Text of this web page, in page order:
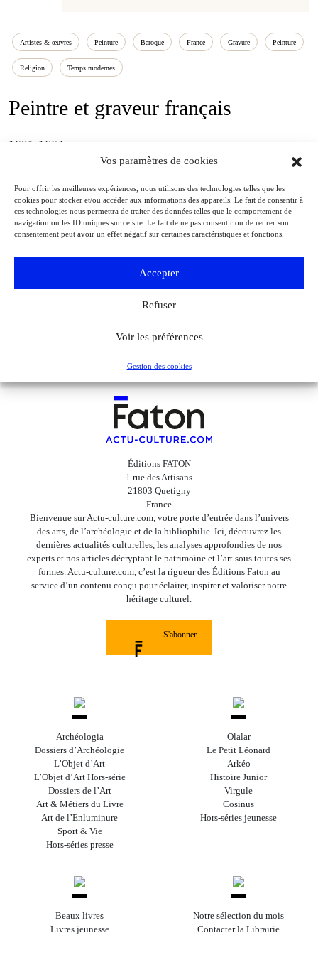
Vos paramètres de cookies
Pour offrir les meilleures expériences, nous utilisons des technologies telles que les
cookies pour stocker et/ou accéder aux informations des appareils. Le fait de consentir à
ces technologies nous permettra de traiter des données telles que le comportement de
navigation ou les ID uniques sur ce site. Le fait de ne pas consentir ou de retirer son
consentement peut avoir un effet négatif sur certaines caractéristiques et fonctions.
Accepter
Refuser
Voir les préférences
Gestion des cookies
Artistes & œuvres Peinture Baroque France Gravure Peinture
Religion Temps modernes
Peintre et graveur français
1601-1664
Professeur à l’Académie royale de peinture et de sculpture
– 1656Recteur de l’Académie royale de peinture et de sculpture
Éditions FATON
1 rue des Artisans
21803 Quetigny
France
Bienvenue sur Actu-culture.com, votre porte d’entrée dans l’univers
des arts, de l’archéologie et de la bibliophilie. Ici, découvrez les
dernières actualités culturelles, les analyses approfondies de nos
experts et nos articles décryptant le patrimoine et l’art sous toutes ses
formes. Actu-culture.com, c’est la rigueur des Éditions Faton au
service d’un contenu conçu pour éclairer, inspirer et valoriser notre
héritage culturel.
S'abonner
Archéologia
Dossiers d’Archéologie
L’Objet d’Art
L’Objet d’Art Hors-série
Dossiers de l’Art
Art & Métiers du Livre
Art de l’Enluminure
Sport & Vie
Hors-séries presse
Olalar
Le Petit Léonard
Arkéo
Histoire Junior
Virgule
Cosinus
Hors-séries jeunesse
Beaux livres
Livres jeunesse
Notre sélection du mois
Contacter la Librairie